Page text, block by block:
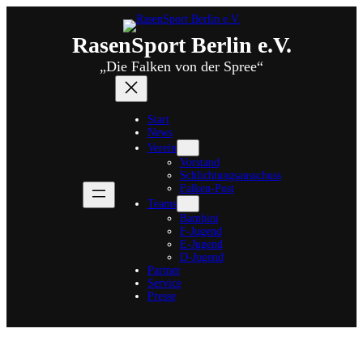
RasenSport Berlin e.V.
„Die Falken von der Spree“
Start
News
Verein
Vorstand
Schlichtungsausschuss
Falken-Post
Teams
Bambini
F-Jugend
E-Jugend
D-Jugend
Partner
Service
Presse